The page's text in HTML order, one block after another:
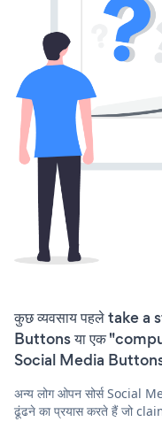
कुछ व्यवसाय पहले take
Buttons या एक
Social Media Buttons
अन्य लोग ओपन सोर्स Social
ढूंढने का प्रयास करते हैं जो